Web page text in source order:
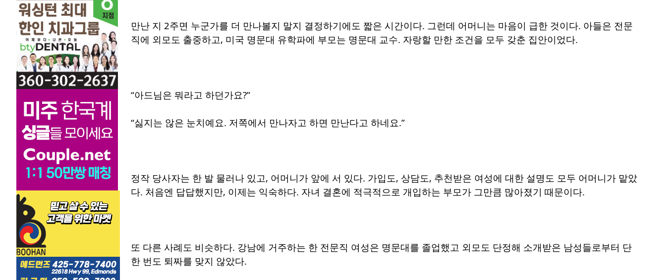
만난 지 2주면 누군가를 더 만나볼지 말지 결정하기에도 짧은 시간이다. 그런데 어머니는 마음이 급한 것이다. 아들은 전문
직에 외모도 출중하고, 미국 명문대 유학파에 부모는 명문대 교수. 자랑할 만한 조건을 모두 갖춘 집안이었다.
“아드님은 뭐라고 하던가요?”
“싫지는 않은 눈치예요. 저쪽에서 만나자고 하면 만난다고 하네요.”
정작 당사자는 한 발 물러나 있고, 어머니가 앞에 서 있다. 가입도, 상담도, 추천받은 여성에 대한 설명도 모두 어머니가 맡았
다. 처음엔 답답했지만, 이제는 익숙하다. 자녀 결혼에 적극적으로 개입하는 부모가 그만큼 많아졌기 때문이다.
또 다른 사례도 비슷하다. 강남에 거주하는 한 전문직 여성은 명문대를 졸업했고 외모도 단정해 소개받은 남성들로부터 단
한 번도 퇴짜를 맞지 않았다.